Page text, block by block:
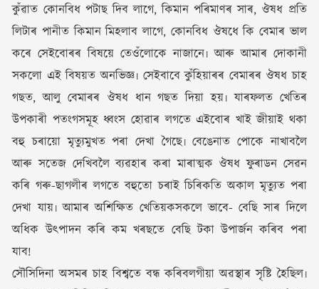
কুঁৱাত কোনবিধ পটাছ দিব লাগে, কিমান পৰিমাণৰ সাৰ, ঔষধ প্ৰতি
লিটাৰ পানীত কিমান মিহলাব লাগে, কোনবিধ ঔষধে কি বেমাৰ ভাল
কৰে সেইবোৰৰ বিষয়ে তেওঁলোকে নাজানে৷ আৰু আমাৰ দোকানী
সকলো এই বিষয়ত অনভিজ্ঞ৷ সেইবাবে কুঁহিয়াৰৰ বেমাৰৰ ঔষধ চাহ
গছত, আলু বেমাৰৰ ঔষধ ধান গছত দিয়া হয়৷ যাৰফলত খেতিৰ
উপকাৰী পতংগসমূহ ধ্বংস হোৱাৰ লগতে এইবোৰ খাই জীয়াই থকা
বহু চৰায়ো মৃত্যুমুখত পৰা দেখা গৈছে৷ বেঙেনাত পোকে নাখাবলৈ
আৰু সতেজ দেখিবলৈ ব্যৱহাৰ কৰা মাৰাত্মক ঔষধ ফুৰাডন সেৱন
কৰি গৰু-ছাগলীৰ লগতে বহুতো চৰাই চিৰিকতি অকাল মৃত্যুত পৰা
দেখা যায়৷ আমাৰ অশিক্ষিত খেতিয়কসকলে ভাবে- বেছি সাৰ দিলে
অধিক উৎপাদন কৰি কম খৰছতে বেছি টকা উপাৰ্জন কৰিব পৰা
যাব!
সৌসিদিনা অসমৰ চাহ বিশ্বতে বন্ধ কৰিবলগীয়া অৱস্থাৰ সৃষ্টি হৈছিল৷